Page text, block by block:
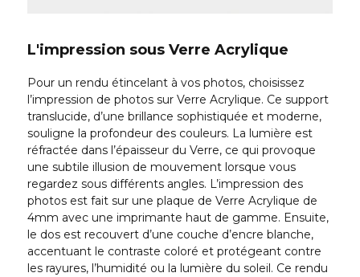
L'impression sous Verre Acrylique
Pour un rendu étincelant à vos photos, choisissez
l’impression de photos sur Verre Acrylique. Ce support
translucide, d’une brillance sophistiquée et moderne,
souligne la profondeur des couleurs. La lumière est
réfractée dans l’épaisseur du Verre, ce qui provoque
une subtile illusion de mouvement lorsque vous
regardez sous différents angles. L’impression des
photos est fait sur une plaque de Verre Acrylique de
4mm avec une imprimante haut de gamme. Ensuite,
le dos est recouvert d’une couche d’encre blanche,
accentuant le contraste coloré et protégeant contre
les rayures, l’humidité ou la lumière du soleil. Ce rendu